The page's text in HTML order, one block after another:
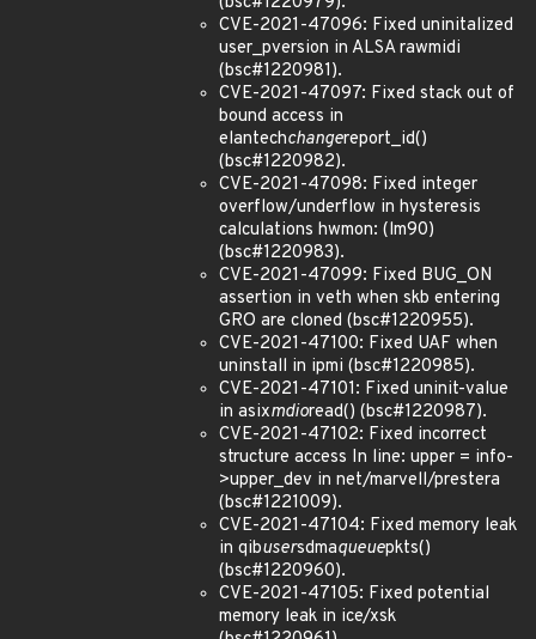
CVE-2021-47096: Fixed uninitalized
user_pversion in ALSA rawmidi
(bsc#1220981).
CVE-2021-47097: Fixed stack out of
bound access in
elantechchangereport_id()
(bsc#1220982).
CVE-2021-47098: Fixed integer
overflow/underflow in hysteresis
calculations hwmon: (lm90)
(bsc#1220983).
CVE-2021-47099: Fixed BUG_ON
assertion in veth when skb entering
GRO are cloned (bsc#1220955).
CVE-2021-47100: Fixed UAF when
uninstall in ipmi (bsc#1220985).
CVE-2021-47101: Fixed uninit-value
in asixmdioread() (bsc#1220987).
CVE-2021-47102: Fixed incorrect
structure access In line: upper = info-
>upper_dev in net/marvell/prestera
(bsc#1221009).
CVE-2021-47104: Fixed memory leak
in qibusersdmaqueuepkts()
(bsc#1220960).
CVE-2021-47105: Fixed potential
memory leak in ice/xsk